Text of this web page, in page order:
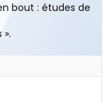
bout : études de